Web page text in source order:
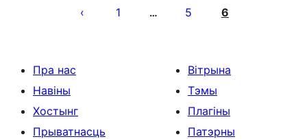
pagination
1 … 5 6
Пра нас
Навіны
Хостынг
Прыватнасць
Вітрына
Тэмы
Плагіны
Патэрны